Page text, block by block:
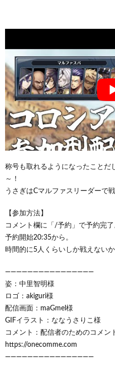
称号も取れるようになったことだ
～！
うさぎはCマルファスリーダーで戦
【参加方法】
コメント欄に「/予約」で予約完
予約開始20:35から。
時間的に5人くらいしか戦えないか
――――――――――――――――
姿：中里智明様
ロゴ：akiguri様
配信画面：maGmel様
GIFイラスト：ななうさりこ様
コメント：配信者のためのコメン
https://onecomme.com
――――――――――――――――